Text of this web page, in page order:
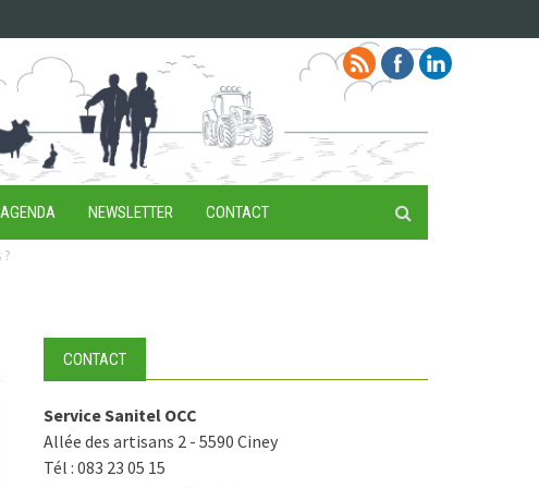
AGENDA NEWSLETTER CONTACT
CONTACT
Service Sanitel OCC
Allée des artisans 2 - 5590 Ciney
Tél : 083 23 05 15